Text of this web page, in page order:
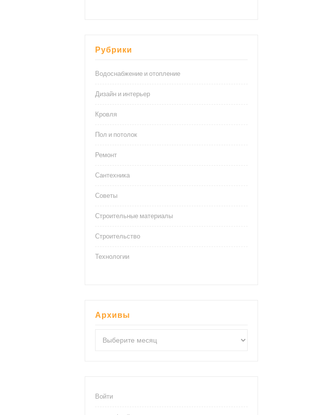
Рубрики
Водоснабжение и отопление
Дизайн и интерьер
Кровля
Пол и потолок
Ремонт
Сантехника
Советы
Строительные материалы
Строительство
Технологии
Архивы
Войти